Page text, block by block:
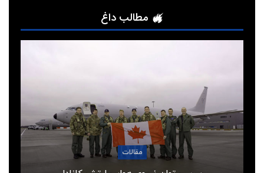
مطالب داغ
مقالات